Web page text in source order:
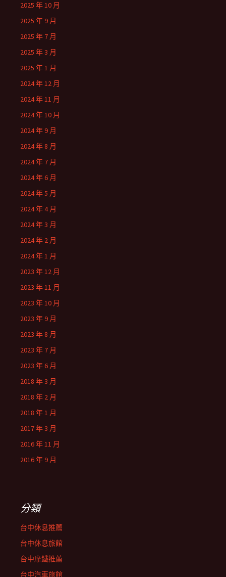
2025 年 10 月
2025 年 9 月
2025 年 7 月
2025 年 3 月
2025 年 1 月
2024 年 12 月
2024 年 11 月
2024 年 10 月
2024 年 9 月
2024 年 8 月
2024 年 7 月
2024 年 6 月
2024 年 5 月
2024 年 4 月
2024 年 3 月
2024 年 2 月
2024 年 1 月
2023 年 12 月
2023 年 11 月
2023 年 10 月
2023 年 9 月
2023 年 8 月
2023 年 7 月
2023 年 6 月
2018 年 3 月
2018 年 2 月
2018 年 1 月
2017 年 3 月
2016 年 11 月
2016 年 9 月
分類
台中休息推薦
台中休息旅館
台中摩鐵推薦
台中汽車旅館